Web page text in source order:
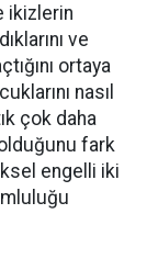
ikizlerin
ve
ortaya
nasıl
çok daha
fark
engelli iki